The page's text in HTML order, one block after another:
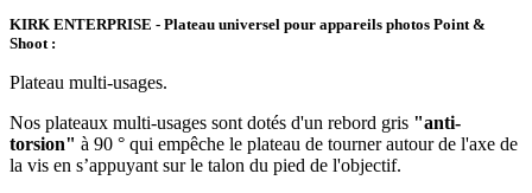
KIRK ENTERPRISE - Plateau universel pour appareils photos Point &
Shoot :
Plateau multi-usages.
Nos plateaux multi-usages sont dotés d'un rebord gris "anti-
torsion" à 90 ° qui empêche le plateau de tourner autour de l'axe de
la vis en s’appuyant sur le talon du pied de l'objectif.